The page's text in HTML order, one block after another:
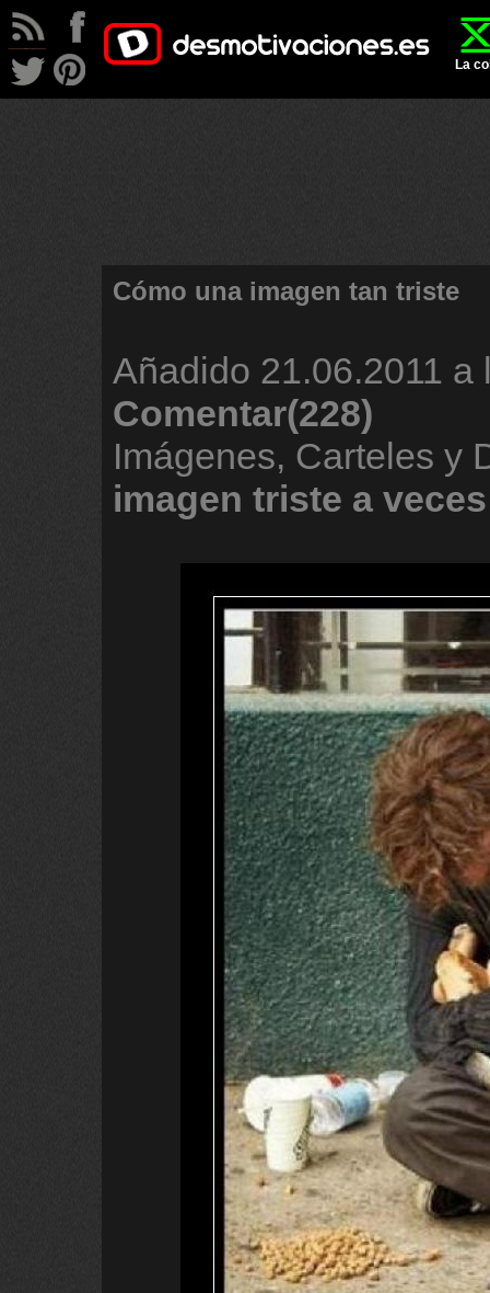
La
Cómo una imagen tan triste
Añadido 21.06.2011 a
Comentar(228)
Imágenes, Carteles y
imagen triste a veces